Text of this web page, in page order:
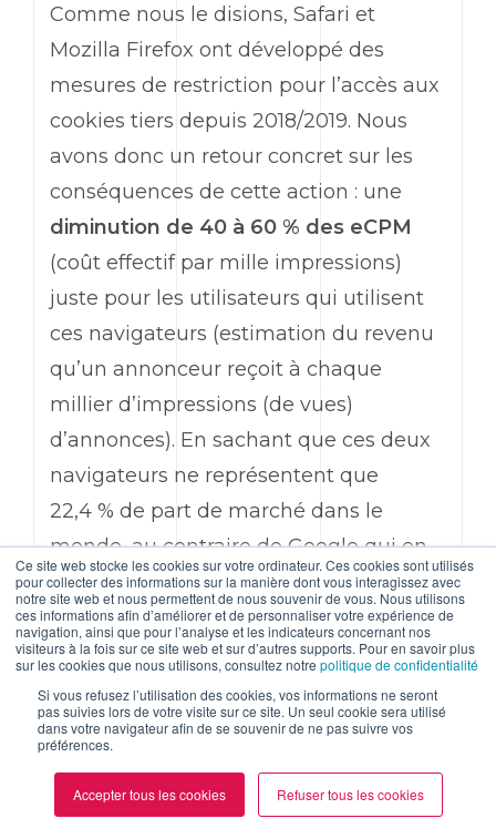
Ce site web stocke les cookies sur votre ordinateur. Ces cookies sont utilisés
pour collecter des informations sur la manière dont vous interagissez avec
notre site web et nous permettent de nous souvenir de vous. Nous utilisons
ces informations afin d’améliorer et de personnaliser votre expérience de
navigation, ainsi que pour l’analyse et les indicateurs concernant nos
visiteurs à la fois sur ce site web et sur d’autres supports. Pour en savoir plus
sur les cookies que nous utilisons, consultez notre politique de confidentialité
Si vous refusez l’utilisation des cookies, vos informations ne seront
pas suivies lors de votre visite sur ce site. Un seul cookie sera utilisé
dans votre navigateur afin de se souvenir de ne pas suivre vos
préférences.
Accepter tous les cookies Refuser tous les cookies
Comme nous le disions, Safari et
Mozilla Firefox ont développé des
mesures de restriction pour l’accès aux
cookies tiers depuis 2018/2019. Nous
avons donc un retour concret sur les
conséquences de cette action : une
diminution de 40 à 60 % des eCPM
(coût effectif par mille impressions)
juste pour les utilisateurs qui utilisent
ces navigateurs (estimation du revenu
qu’un annonceur reçoit à chaque
millier d’impressions (de vues)
d’annonces). En sachant que ces deux
navigateurs ne représentent que
22,4 % de part de marché dans le
monde, au contraire de Google qui en
détient pour sa part 64,8 %, nous vous
laissons imaginer les conséquences
financières probables pour les
entreprises qui ont recours à la
publicité en ligne.
La disparition des
cookies tiers et le